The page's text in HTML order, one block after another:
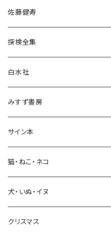
民族・風習
言語・ことば
生活・暮らし
芸術・絵画・写真
佐藤健寿
探検全集
白水社
みすず書房
サイン本
猫・ねこ・ネコ
犬・いぬ・イヌ
クリスマス